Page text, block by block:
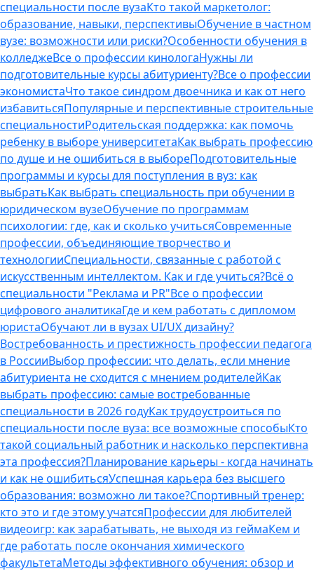
специальности после вузаКто такой маркетолог:
образование, навыки, перспективыОбучение в частном
вузе: возможности или риски?Особенности обучения в
колледжеВсе о профессии кинологаНужны ли
подготовительные курсы абитуриенту?Все о профессии
экономистаЧто такое синдром двоечника и как от него
избавитьсяПопулярные и перспективные строительные
специальностиРодительская поддержка: как помочь
ребенку в выборе университетаКак выбрать профессию
по душе и не ошибиться в выбореПодготовительные
программы и курсы для поступления в вуз: как
выбратьКак выбрать специальность при обучении в
юридическом вузеОбучение по программам
психологии: где, как и сколько учитьсяСовременные
профессии, объединяющие творчество и
технологииСпециальности, связанные с работой с
искусственным интеллектом. Как и где учиться?Всё о
специальности "Реклама и PR"Все о профессии
цифрового аналитикаГде и кем работать с дипломом
юристаОбучают ли в вузах UI/UX дизайну?
Востребованность и престижность профессии педагога
в РоссииВыбор профессии: что делать, если мнение
абитуриента не сходится с мнением родителейКак
выбрать профессию: самые востребованные
специальности в 2026 годуКак трудоустроиться по
специальности после вуза: все возможные способыКто
такой социальный работник и насколько перспективна
эта профессия?Планирование карьеры - когда начинать
и как не ошибитьсяУспешная карьера без высшего
образования: возможно ли такое?Спортивный тренер:
кто это и где этому учатсяПрофессии для любителей
видеоигр: как зарабатывать, не выходя из геймаКем и
где работать после окончания химического
факультетаМетоды эффективного обучения: обзор и